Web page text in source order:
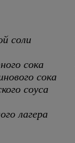
соли
сока
сока
соуса
лагера